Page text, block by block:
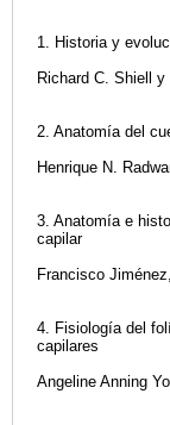
1. Historia y
Richard C. Shiell
2. Anatomía del
Henrique N.
3. Anatomía e
capilar
Francisco
4. Fisiología del
capilares
Angeline Anning